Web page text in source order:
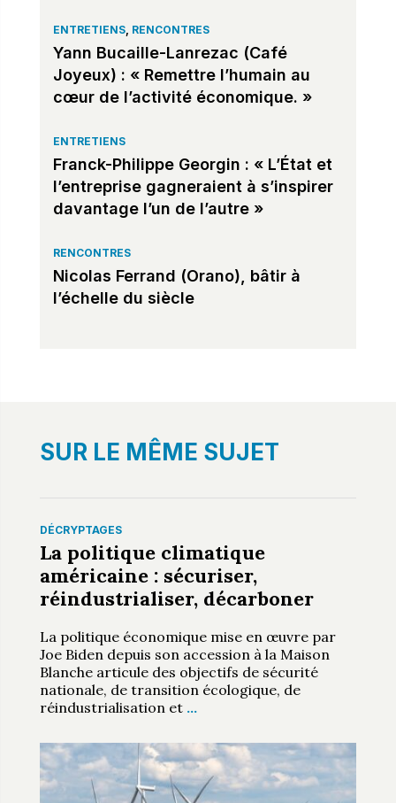
ENTRETIENS, RENCONTRES
Yann Bucaille-Lanrezac (Café
Joyeux) : « Remettre l’humain au
cœur de l’activité économique. »
ENTRETIENS
Franck-Philippe Georgin : « L’État et
l’entreprise gagneraient à s’inspirer
davantage l’un de l’autre »
RENCONTRES
Nicolas Ferrand (Orano), bâtir à
l’échelle du siècle
SUR LE MÊME SUJET
DÉCRYPTAGES
La politique climatique
américaine : sécuriser,
réindustrialiser, décarboner
La politique économique mise en œuvre par
Joe Biden depuis son accession à la Maison
Blanche articule des objectifs de sécurité
nationale, de transition écologique, de
réindustrialisation et …